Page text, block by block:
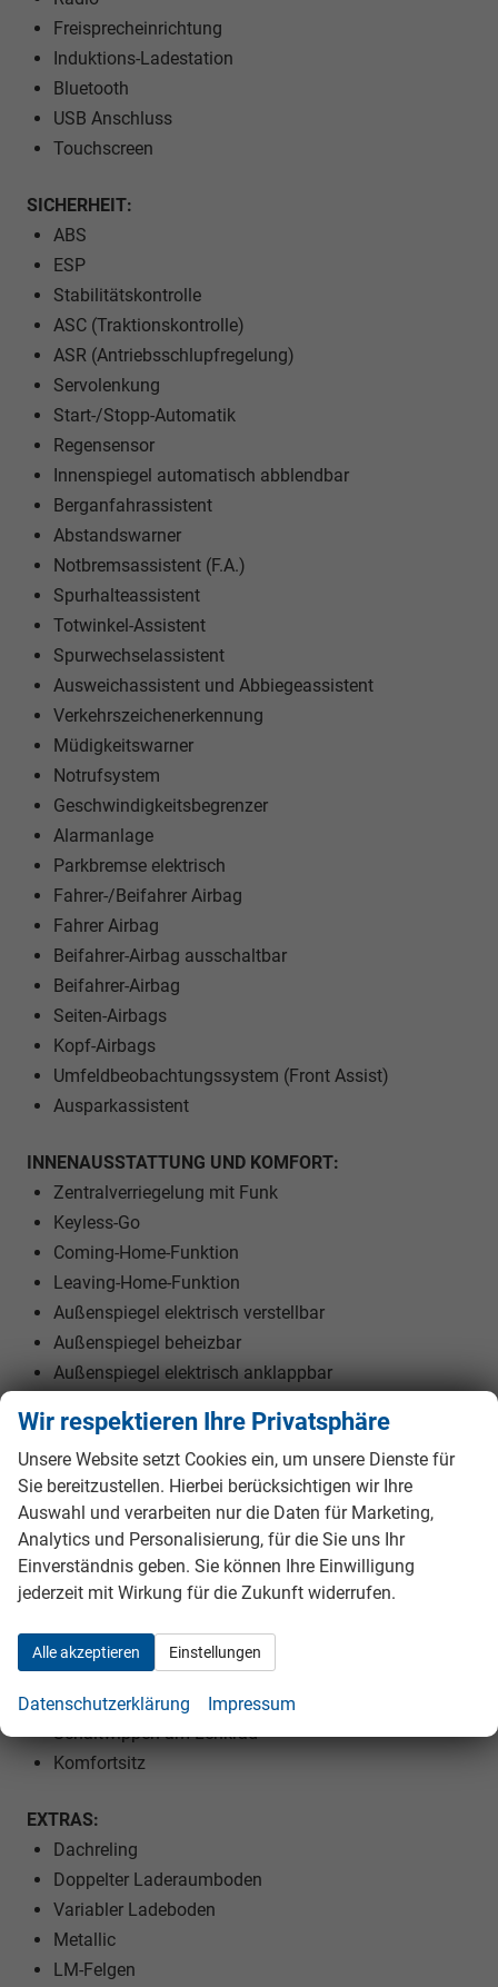
Freisprecheinrichtung
Induktions-Ladestation
Bluetooth
USB Anschluss
Touchscreen
SICHERHEIT:
ABS
ESP
Stabilitätskontrolle
ASC (Traktionskontrolle)
ASR (Antriebsschlupfregelung)
Servolenkung
Start-/Stopp-Automatik
Regensensor
Innenspiegel automatisch abblendbar
Berganfahrassistent
Abstandswarner
Notbremsassistent (F.A.)
Spurhalteassistent
Totwinkel-Assistent
Spurwechselassistent
Ausweichassistent und Abbiegeassistent
Verkehrszeichenerkennung
Müdigkeitswarner
Notrufsystem
Geschwindigkeitsbegrenzer
Alarmanlage
Parkbremse elektrisch
Fahrer-/Beifahrer Airbag
Fahrer Airbag
Beifahrer-Airbag ausschaltbar
Beifahrer-Airbag
Seiten-Airbags
Kopf-Airbags
Umfeldbeobachtungssystem (Front Assist)
Ausparkassistent
INNENAUSSTATTUNG UND KOMFORT:
Zentralverriegelung mit Funk
Keyless-Go
Coming-Home-Funktion
Leaving-Home-Funktion
Außenspiegel elektrisch verstellbar
Außenspiegel beheizbar
Außenspiegel elektrisch anklappbar
Polsterstoff
Beifahrersitz umklappbar
Vordersitze höhenverstellbar
Lendenwirbelstütze Fahrer und Beifahrer
Armlehnen vorne und hinten
ISOFIX am Beifahrersitz
Rücksitzbank teilbar
Lenkrad höhenverstellbar
Lenkradheizung
Schaltwippen am Lenkrad
Komfortsitz
EXTRAS:
Dachreling
Doppelter Laderaumboden
Variabler Ladeboden
Metallic
LM-Felgen
Wir respektieren Ihre Privatsphäre
Unsere Website setzt Cookies ein, um unsere Dienste für
Sie bereitzustellen. Hierbei berücksichtigen wir Ihre
Auswahl und verarbeiten nur die Daten für Marketing,
Analytics und Personalisierung, für die Sie uns Ihr
Einverständnis geben. Sie können Ihre Einwilligung
jederzeit mit Wirkung für die Zukunft widerrufen.
Alle akzeptieren Einstellungen
Datenschutzerklärung Impressum